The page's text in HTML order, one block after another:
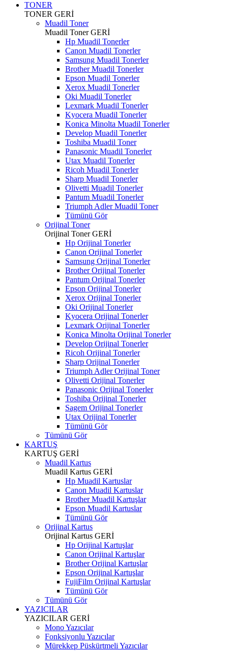
TONER
TONER GERİ
Muadil Toner
Muadil TonerGERİ
Hp Muadil Tonerler
Canon Muadil Tonerler
Samsung Muadil Tonerler
Brother Muadil Tonerler
Epson Muadil Tonerler
Xerox Muadil Tonerler
Oki Muadil Tonerler
Lexmark Muadil Tonerler
Kyocera Muadil Tonerler
Konica Minolta Muadil Tonerler
Develop Muadil Tonerler
Toshiba Muadil Toner
Panasonic Muadil Tonerler
Utax Muadil Tonerler
Ricoh Muadil Tonerler
Sharp Muadil Tonerler
Olivetti Muadil Tonerler
Pantum Muadil Tonerler
Triumph Adler Muadil Toner
Tümünü Gör
Orijinal Toner
Orijinal TonerGERİ
Hp Orijinal Tonerler
Canon Orijinal Tonerler
Samsung Orijinal Tonerler
Brother Orijinal Tonerler
Pantum Orijinal Tonerler
Epson Orijinal Tonerler
Xerox Orijinal Tonerler
Oki Orijinal Tonerler
Kyocera Orijinal Tonerler
Lexmark Orijinal Tonerler
Konica Minolta Orijinal Tonerler
Develop Orijinal Tonerler
Ricoh Orijinal Tonerler
Sharp Orijinal Tonerler
Triumph Adler Orijinal Toner
Olivetti Orijinal Tonerler
Panasonic Orijinal Tonerler
Toshiba Orijinal Tonerler
Sagem Orijinal Tonerler
Utax Orijinal Tonerler
Tümünü Gör
Tümünü Gör
KARTUŞ
KARTUŞ GERİ
Muadil Kartus
Muadil Kartus GERİ
Hp Muadil Kartuslar
Canon Muadil Kartuslar
Brother Muadil Kartuşlar
Epson Muadil Kartuslar
Tümünü Gör
Orijinal Kartus
Orijinal Kartus GERİ
Hp Orijinal Kartuşlar
Canon Orijinal Kartuşlar
Brother Orijinal Kartuşlar
Epson Orijinal Kartuşlar
FujiFilm Orijinal Kartuşlar
Tümünü Gör
Tümünü Gör
YAZICILAR
YAZICILAR GERİ
Mono Yazıcılar
Fonksiyonlu Yazıcılar
Mürekkep Püskürtmeli Yazıcılar